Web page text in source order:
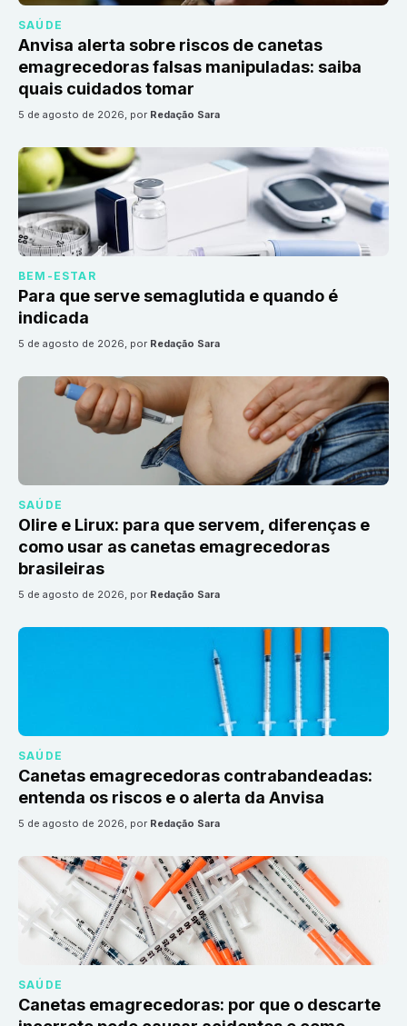
SAÚDE
Anvisa alerta sobre riscos de canetas
emagrecedoras falsas manipuladas: saiba
quais cuidados tomar
5 de agosto de 2026, por Redação Sara
BEM-ESTAR
Para que serve semaglutida e quando é
indicada
5 de agosto de 2026, por Redação Sara
SAÚDE
Olire e Lirux: para que servem, diferenças e
como usar as canetas emagrecedoras
brasileiras
5 de agosto de 2026, por Redação Sara
SAÚDE
Canetas emagrecedoras contrabandeadas:
entenda os riscos e o alerta da Anvisa
5 de agosto de 2026, por Redação Sara
SAÚDE
Canetas emagrecedoras: por que o descarte